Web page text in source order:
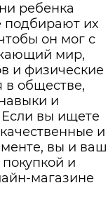
ребенка
подбирают их
он мог с
мир,
и физические
в обществе,
и
вы ищете
и
вы и ваш
и
магазине